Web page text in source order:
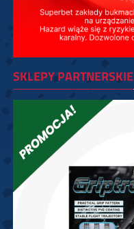
SKLEPY PARTNERSKIE